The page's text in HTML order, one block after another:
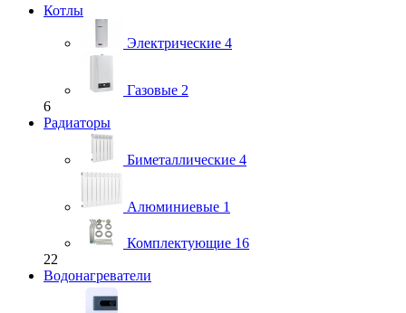
Котлы
Электрические 4
Газовые 2
6
Радиаторы
Биметаллические 4
Алюминиевые 1
Комплектующие 16
22
Водонагреватели